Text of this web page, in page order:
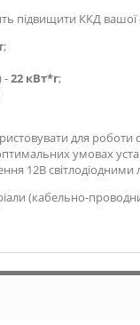
підвищити ККД вашої
;
-22 кВт*г;
для роботи
умовах
12В
(кабельно-